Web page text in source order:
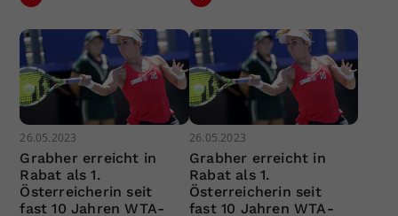
26.05.2023
Grabher erreicht in
Rabat als 1.
Österreicherin seit
fast 10 Jahren WTA-
26.05.2023
Grabher erreicht in
Rabat als 1.
Österreicherin seit
fast 10 Jahren WTA-